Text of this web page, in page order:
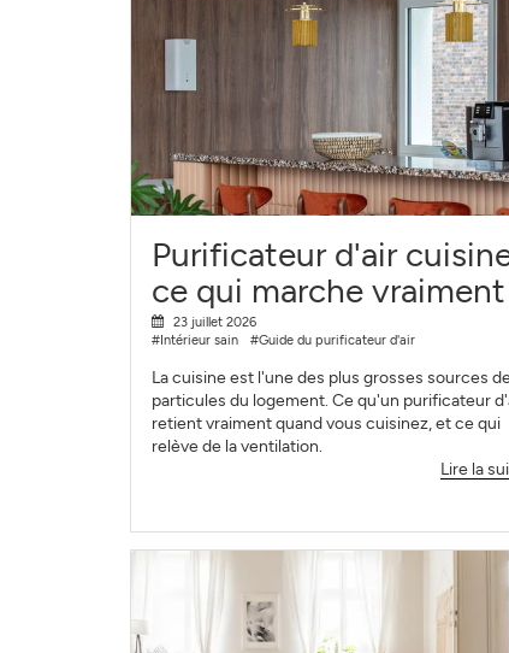
Purificateur d'air
ce qui marche vraiment
23 juillet 2026
#Intérieur sain
#Guide du purificateur d'air
La cuisine est l'une des plus grosses sources
particules du logement. Ce qu'un purificateur
retient vraiment quand vous cuisinez, et ce qui
relève de la ventilation.
Lire la